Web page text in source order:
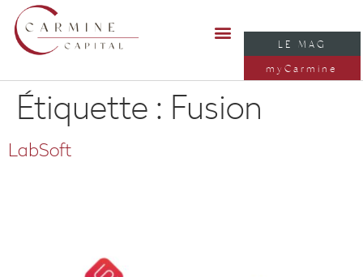
LE MAG
myCarmine
Étiquette : Fusion
LabSoft